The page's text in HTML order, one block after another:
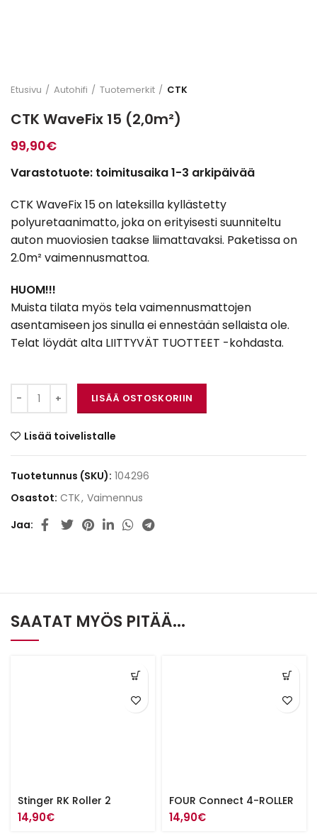
Etusivu Autohifi Tuotemerkit CTK
CTK WaveFix 15 (2,0m²)
99,90€
Varastotuote: toimitusaika 1-3 arkipäivää
CTK WaveFix 15 on lateksilla kyllästetty
polyuretaanimatto, joka on erityisesti suunniteltu
auton muoviosien taakse liimattavaksi. Paketissa on
2.0m² vaimennusmattoa.
HUOM!!!
Muista tilata myös tela vaimennusmattojen
asentamiseen jos sinulla ei ennestään sellaista ole.
Telat löydät alta LIITTYVÄT TUOTTEET -kohdasta.
CTK WaveFix 15 (2,0m²) määrä
LISÄÄ OSTOSKORIIN
Lisää toivelistalle
Tuotetunnus (SKU): 104296
Osastot: CTK, Vaimennus
Jaa
SAATAT MYÖS PITÄÄ...
Stinger RK Roller 2
14,90€
FOUR Connect 4-ROLLER
14,90€